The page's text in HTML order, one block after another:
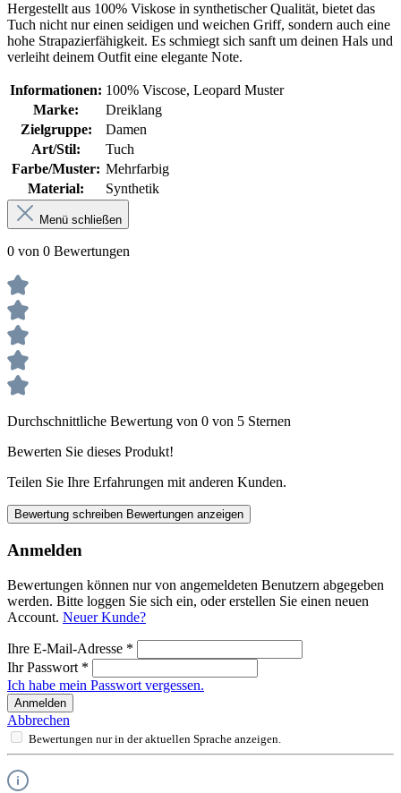
Hergestellt aus 100% Viskose in synthetischer Qualität, bietet das
Tuch nicht nur einen seidigen und weichen Griff, sondern auch eine
hohe Strapazierfähigkeit. Es schmiegt sich sanft um deinen Hals und
verleiht deinem Outfit eine elegante Note.
Informationen: 100% Viscose, Leopard Muster
Marke:
Dreiklang
Zielgruppe:
Damen
Art/Stil:
Tuch
Farbe/Muster: Mehrfarbig
Material:
Synthetik
Menü schließen
0 von 0 Bewertungen
Durchschnittliche Bewertung von 0 von 5 Sternen
Bewerten Sie dieses Produkt!
Teilen Sie Ihre Erfahrungen mit anderen Kunden.
Bewertung schreiben Bewertungen anzeigen
Anmelden
Bewertungen können nur von angemeldeten Benutzern abgegeben
werden. Bitte loggen Sie sich ein, oder erstellen Sie einen neuen
Account. Neuer Kunde?
Ihre E-Mail-Adresse *
Ihr Passwort *
Ich habe mein Passwort vergessen.
Anmelden
Abbrechen
Bewertungen nur in der aktuellen Sprache anzeigen.